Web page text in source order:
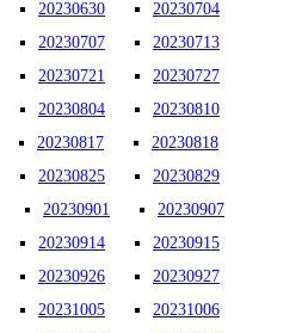
20230630
20230704
20230707
20230713
20230721
20230727
20230804
20230810
20230817
20230818
20230825
20230829
20230901
20230907
20230914
20230915
20230926
20230927
20231005
20231006